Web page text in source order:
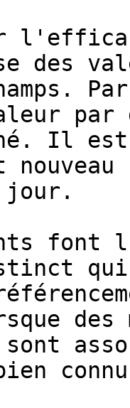
des
Il est
jour.
font